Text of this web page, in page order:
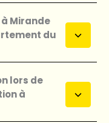
Mirande
du
lors de
à